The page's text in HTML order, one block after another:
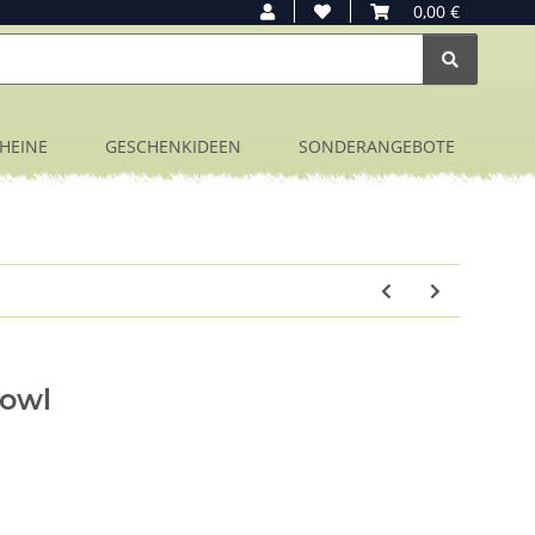
0,00 €
GESCHENKIDEEN SONDERANGEBOTE